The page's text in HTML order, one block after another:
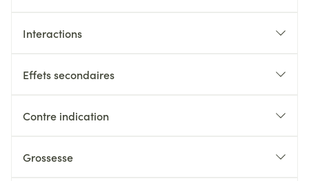
Interactions
Effets secondaires
Contre indication
Grossesse